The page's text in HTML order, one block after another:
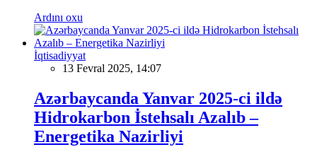
Ardını oxu
İqtisadiyyat
13 Fevral 2025, 14:07
Azərbaycanda Yanvar 2025-ci ildə
Hidrokarbon İstehsalı Azalıb –
Energetika Nazirliyi